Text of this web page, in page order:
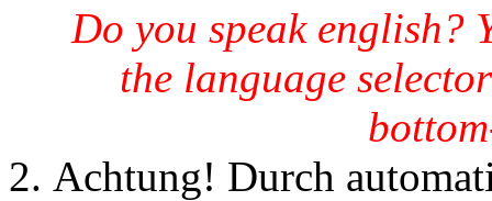
Do you speak english?
the language
Achtung! Durch